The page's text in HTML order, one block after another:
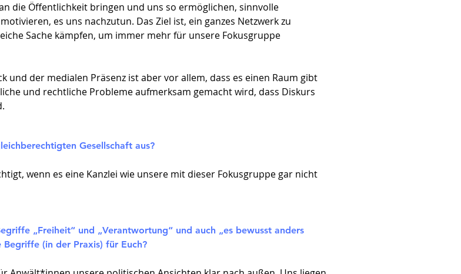
die Öffentlichkeit bringen und uns so ermöglichen, sinnvolle
es uns nachzutun. Das Ziel ist, ein ganzes Netzwerk zu
Sache kämpfen, um immer mehr für unsere Fokusgruppe
und der medialen Präsenz ist aber vor allem, dass es einen Raum gibt
und rechtliche Probleme aufmerksam gemacht wird, dass Diskurs
Gesellschaft aus?​
wenn es eine Kanzlei wie unsere mit dieser Fokusgruppe gar nicht
„Freiheit“ und „Verantwortung“ und auch „es bewusst anders
Begriffe (in der Praxis) für Euch?